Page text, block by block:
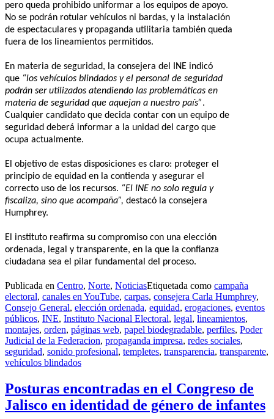
pero queda prohibido uniformar a los equipos de apoyo.
No se podrán rotular vehículos ni bardas, y la instalación
de espectaculares y propaganda utilitaria también queda
fuera de los lineamientos permitidos.
En materia de seguridad, la consejera del INE indicó
que “los vehículos blindados y el personal de seguridad
podrán ser utilizados atendiendo las problemáticas en
materia de seguridad que aquejan a nuestro país”.
Cualquier candidato que decida contar con un equipo de
seguridad deberá informar a la unidad del cargo que
ocupa actualmente.
El objetivo de estas disposiciones es claro: proteger el
principio de equidad en la contienda y asegurar el
correcto uso de los recursos. “El INE no solo regula y
fiscaliza, sino que acompaña”, destacó la consejera
Humphrey.
El instituto reafirma su compromiso con una elección
ordenada, legal y transparente, en la que la confianza
ciudadana sea el pilar fundamental del proceso.
Publicada en Centro, Norte, NoticiasEtiquetada como campaña
electoral, canales en YouTube, carpas, consejera Carla Humphrey,
Consejo General, elección ordenada, equidad, erogaciones, eventos
públicos, INE, Instituto Nacional Electoral, legal, lineamientos,
montajes, orden, páginas web, papel biodegradable, perfiles, Poder
Judicial de la Federacion, propaganda impresa, redes sociales,
seguridad, sonido profesional, templetes, transparencia, transparente,
vehículos blindados
Posturas encontradas en el Congreso de
Jalisco en identidad de género de infantes